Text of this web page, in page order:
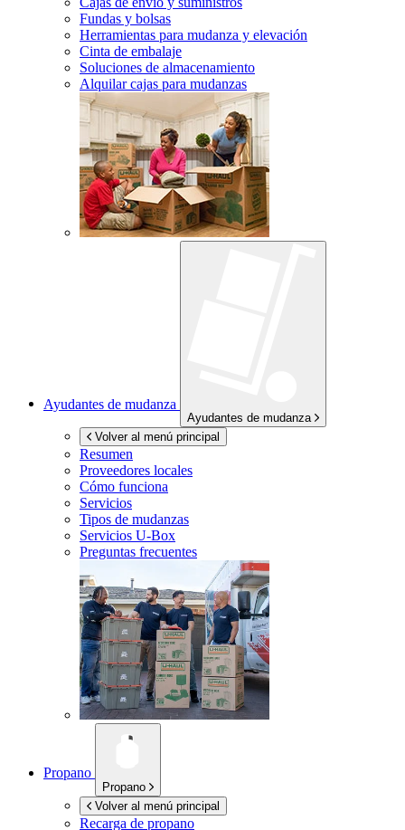
Fundas y bolsas
Herramientas para mudanza y elevación
Cinta de embalaje
Soluciones de almacenamiento
Alquilar cajas para mudanzas
Ayudantes de mudanza
Ayudantes de mudanza
Volver al menú principal
Resumen
Proveedores locales
Cómo funciona
Servicios
Tipos de mudanzas
Servicios U-Box
Preguntas frecuentes
Propano
Propano
Volver al menú principal
Recarga de propano